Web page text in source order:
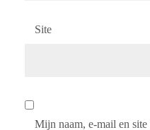
Site
Mijn naam, e-mail en